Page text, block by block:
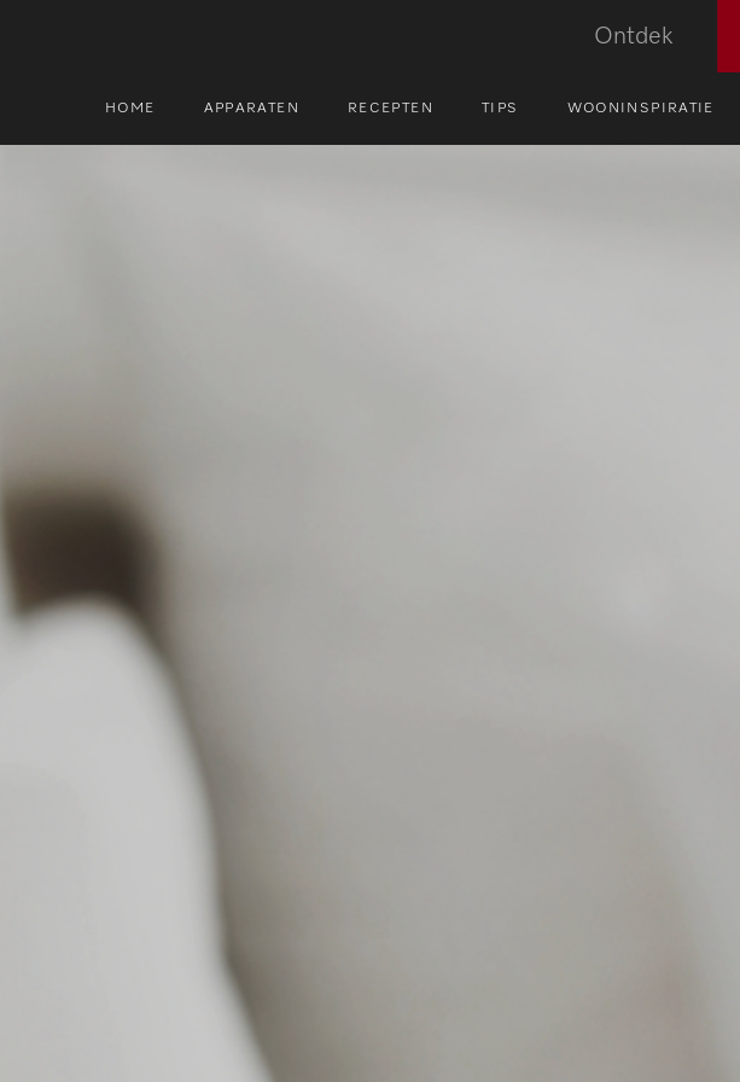
Ontdek
HOME APPARATEN RECEPTEN TIPS WOONINSPIRATIE